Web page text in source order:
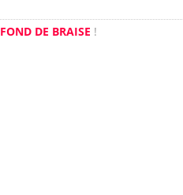
FOND DE BRAISE !